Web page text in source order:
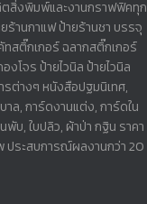
สิ่งพิมพ์และงานกราฟฟิคทุก
ร้านกาแฟ ป้ายร้านชา บรรจุ
สติ๊กเกอร์ ฉลากสติ๊กเกอร์
งโจร ป้ายไวนิล ป้ายไวนิล
รต่างๆ หนังสือปฐมนิเทศ,
ล, การ์ดงานแต่ง, การ์ดใน
บ, ใบปลิว, ผ้าป่า กฐิน ราคา
ระสบการณ์ผลงานกว่า 20